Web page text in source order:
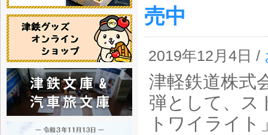
売中
2019年12月4日 /
津軽鉄道株式
弾として、ス
トワイライ